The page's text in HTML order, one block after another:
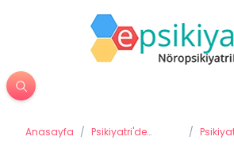
Anasayfa / Psikiyatri'de
/